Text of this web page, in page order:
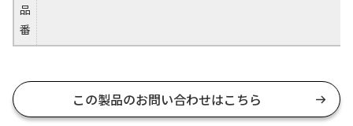
品
番
この製品のお問い合わせはこちら